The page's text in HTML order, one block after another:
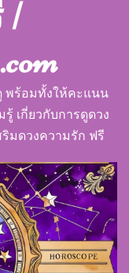
|
พร้อมทั้งให้คะแนน
เกี่ยวกับการดูดวง
ริมดวงความรัก ฟรี